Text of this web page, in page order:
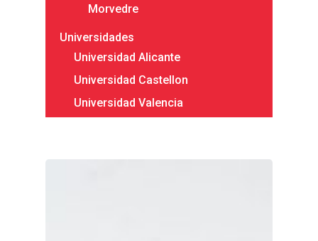
Morvedre
Universidades
Universidad Alicante
Universidad Castellon
Universidad Valencia